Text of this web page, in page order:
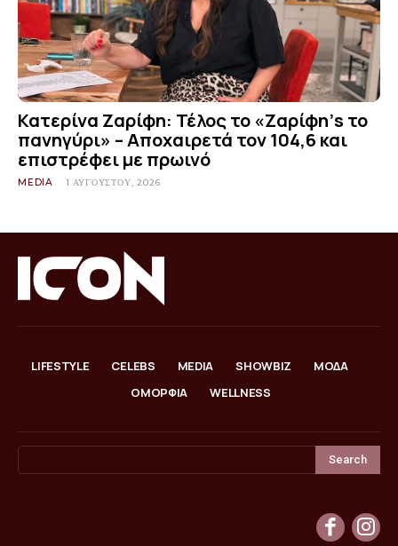
Κατερίνα Ζαρίφη: Τέλος το «Ζαρίφη’s το
πανηγύρι» – Αποχαιρετά τον 104,6 και
επιστρέφει με πρωινό
MEDIA 1 ΑΥΓΟΎΣΤΟΥ, 2026
LIFESTYLE CELEBS MEDIA SHOWBIZ
ΜΟΔΑ
ΟΜΟΡΦΙΑ
WELLNESS
Search